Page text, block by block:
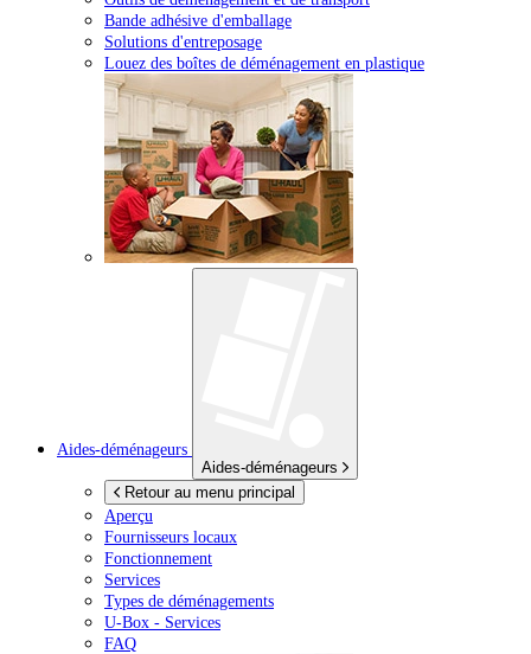
Bande adhésive d'emballage
Solutions d'entreposage
Louez des boîtes de déménagement en plastique
Aides-déménageurs
Aides-déménageurs
Retour au menu principal
Aperçu
Fournisseurs locaux
Fonctionnement
Services
Types de déménagements
U-Box - Services
FAQ